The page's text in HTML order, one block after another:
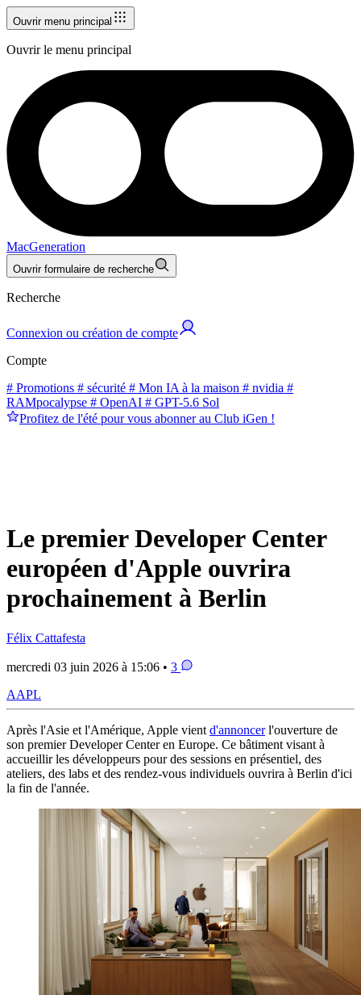
Ouvrir menu principal
Ouvrir le menu principal
MacGeneration
Ouvrir formulaire de recherche
Recherche
Connexion ou création de compte
Compte
# Promotions # sécurité # Mon IA à la maison # nvidia #
RAMpocalypse # OpenAI # GPT-5.6 Sol
Profitez de l'été pour vous abonner au Club iGen !
Le premier Developer Center
européen d'Apple ouvrira
prochainement à Berlin
Félix Cattafesta
mercredi 03 juin 2026 à 15:06 • 3
AAPL
Après l'Asie et l'Amérique, Apple vient d'annoncerl'ouverture de
son premier Developer Center en Europe. Ce bâtiment visant à
accueillir les développeurs pour des sessions en présentiel, des
ateliers, des labs et des rendez-vous individuels ouvrira à Berlin d'ici
la fin de l'année.